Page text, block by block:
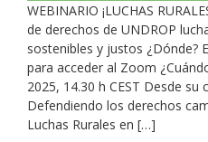
WEBINARIO ¡LUCHAS
de derechos de UNDROP
sostenibles y justos ¿Dónde?
para acceder al Zoom
2025, 14.30 h CEST Desde su
Defendiendo los derechos
Luchas Rurales en […]